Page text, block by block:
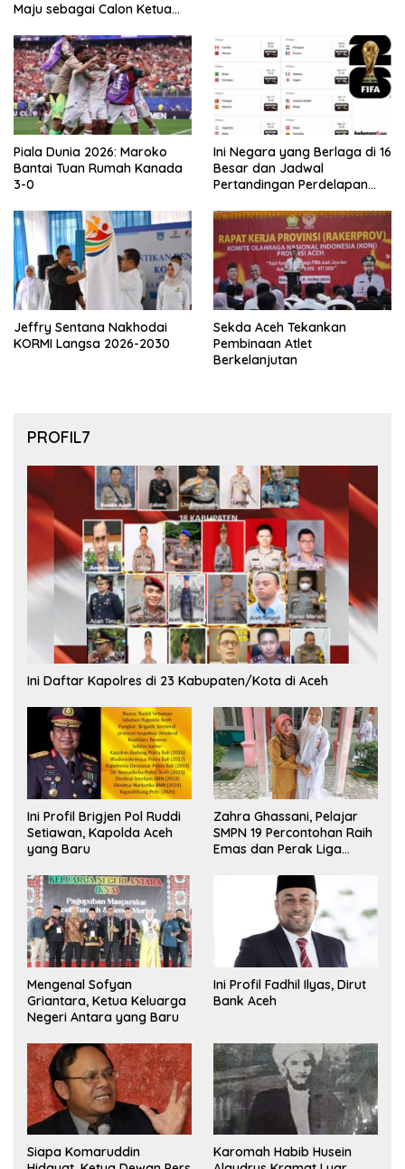
Maju sebagai Calon Ketua
Piala Dunia 2026: Maroko
Bantai Tuan Rumah Kanada
3-0
Ini Negara yang Berlaga di 16
Besar dan Jadwal
Pertandingan Perdelapan
Jeffry Sentana Nakhodai
KORMI Langsa 2026-2030
Sekda Aceh Tekankan
Pembinaan Atlet
Berkelanjutan
PROFIL7
Ini Daftar Kapolres di 23 Kabupaten/Kota di Aceh
Ini Profil Brigjen Pol Ruddi
Setiawan, Kapolda Aceh
yang Baru
Zahra Ghassani, Pelajar
SMPN 19 Percontohan Raih
Emas dan Perak Liga
Mengenal Sofyan
Griantara, Ketua Keluarga
Negeri Antara yang Baru
Ini Profil Fadhil Ilyas, Dirut
Bank Aceh
Siapa Komaruddin
Karomah Habib Husein